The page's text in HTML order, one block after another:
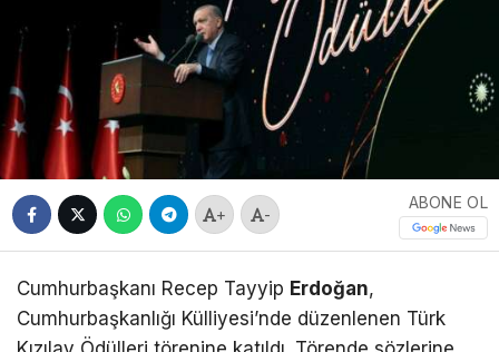
+ -
ABONE OL
Cumhurbaşkanı Recep Tayyip Erdoğan,
Cumhurbaşkanlığı Külliyesi’nde düzenlenen Türk